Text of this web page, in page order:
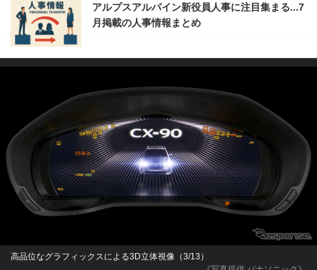
アルプスアルパイン新役員人事に注目集まる...7
月掲載の人事情報まとめ
高品位なグラフィックスによる3D立体視像（3/13）